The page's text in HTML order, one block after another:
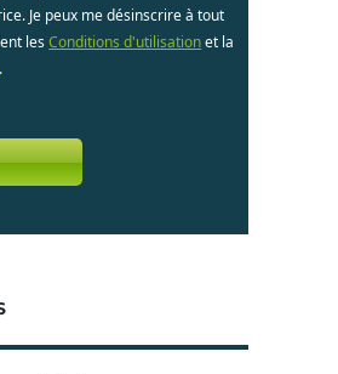
Je peux me désinscrire à tout
lesConditions d'utilisationet la
.